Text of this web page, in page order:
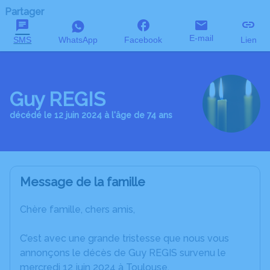
Partager
SMS WhatsApp Facebook E-mail Lien
Guy REGIS
décédé le 12 juin 2024 à l'âge de 74 ans
Message de la famille
Chère famille, chers amis,
C’est avec une grande tristesse que nous vous
annonçons le décès de Guy REGIS survenu le
mercredi 12 juin 2024 à Toulouse.